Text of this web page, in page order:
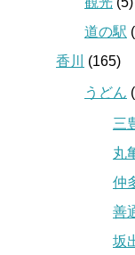
道の駅
香川
(165)
うどん
三
丸
仲
善
坂